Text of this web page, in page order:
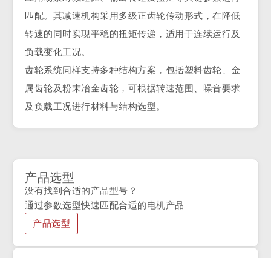
匹配。其减速机构采用多级正齿轮传动形式，在降低
转速的同时实现平稳的扭矩传递，适用于连续运行及
负载变化工况。
齿轮系统同样支持多种结构方案，包括塑料齿轮、金
属齿轮及粉末冶金齿轮，可根据转速范围、噪音要求
及负载工况进行材料与结构选型。
产品选型
没有找到合适的产品型号？
通过参数选型快速匹配合适的电机产品
产品选型